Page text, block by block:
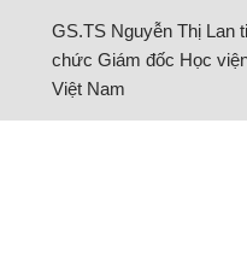
GS.TS Nguyễn Thị Lan
chức Giám đốc Học
Việt Nam